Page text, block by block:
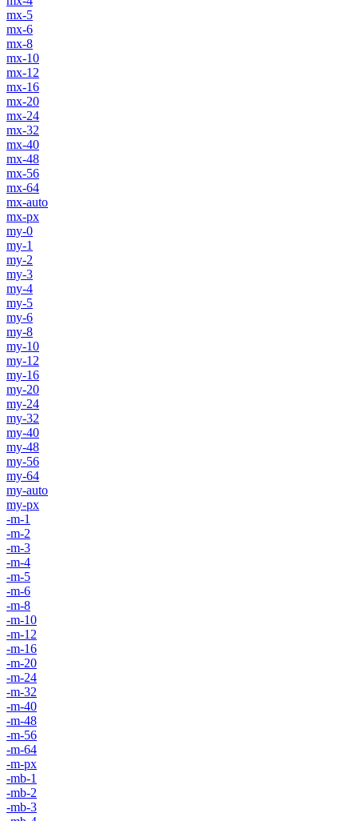
mx-5
mx-6
mx-8
mx-10
mx-12
mx-16
mx-20
mx-24
mx-32
mx-40
mx-48
mx-56
mx-64
mx-auto
mx-px
my-0
my-1
my-2
my-3
my-4
my-5
my-6
my-8
my-10
my-12
my-16
my-20
my-24
my-32
my-40
my-48
my-56
my-64
my-auto
my-px
-m-1
-m-2
-m-3
-m-4
-m-5
-m-6
-m-8
-m-10
-m-12
-m-16
-m-20
-m-24
-m-32
-m-40
-m-48
-m-56
-m-64
-m-px
-mb-1
-mb-2
-mb-3